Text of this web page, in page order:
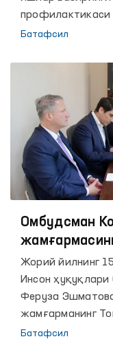
ташкилотлар
Батафсил
Омбудсман
Жорий йилнинг
Инсон
Феруза
жамғарманинг
Ронни Хайне
Батафсил